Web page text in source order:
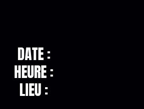
DATE :
HEURE :
LIEU :